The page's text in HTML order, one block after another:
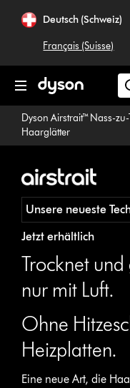
überspringenDeutsch (Schweiz)
Français (Suisse)
Dyson Airstrait™ Nass-
Haarglätter
Unsere neueste
Jetzt erhältlich
Trocknet
nur mit Luft.
Ohne
Heizplatten.
Eine neue Art, die